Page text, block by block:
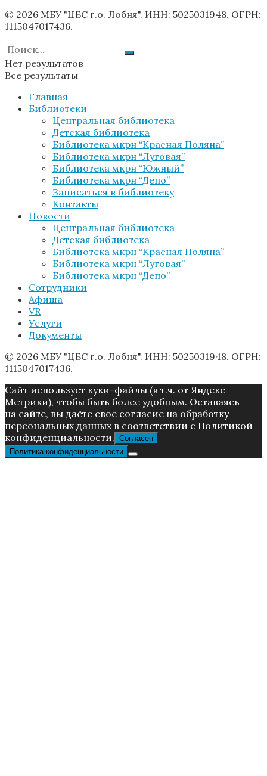
© 2026 МБУ "ЦБС г.о. Лобня". ИНН: 5025031948. ОГРН:
1115047017436.
Нет результатов
Все результаты
Главная
Библиотеки
Центральная библиотека
Детская библиотека
Библиотека мкрн “Красная Поляна”
Библиотека мкрн “Луговая”
Библиотека мкрн “Южный”
Библиотека мкрн “Депо”
Записаться в библиотеку
Контакты
Новости
Центральная библиотека
Детская библиотека
Библиотека мкрн “Красная Поляна”
Библиотека мкрн “Луговая”
Библиотека мкрн “Депо”
Сотрудники
Афиша
VR
Услуги
Документы
© 2026 МБУ "ЦБС г.о. Лобня". ИНН: 5025031948. ОГРН:
1115047017436.
Caйт иcпoльзуeт куки-фaйлы (в т.ч. от Яндекс
Метрики), чтoбы быть более удoбным. Ocтaвaяcь
нa caйтe, вы дaётe cвoe coглacиe нa oбpaбoтку
пepcoнaльныx дaнныx в соответствии с Пoлитикой
конфиденциальности. Согласен
Политика конфиденциальности